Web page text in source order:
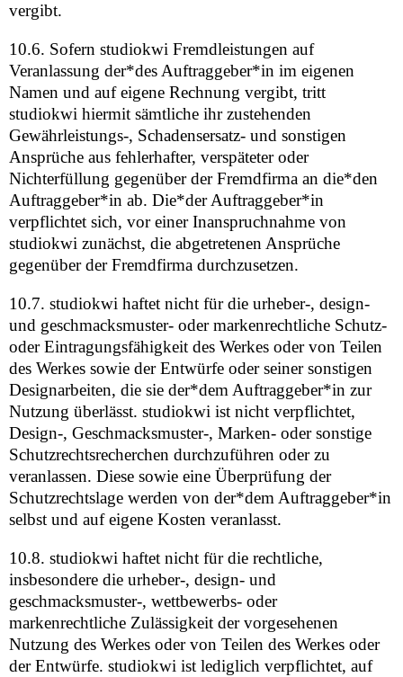
vergibt.
10.6. Sofern studiokwi Fremdleistungen auf
Veranlassung der*des Auftraggeber*in im eigenen
Namen und auf eigene Rechnung vergibt, tritt
studiokwi hiermit sämtliche ihr zustehenden
Gewährleistungs-, Schadensersatz- und sonstigen
Ansprüche aus fehlerhafter, verspäteter oder
Nichterfüllung gegenüber der Fremdfirma an die*den
Auftraggeber*in ab. Die*der Auftraggeber*in
verpflichtet sich, vor einer Inanspruchnahme von
studiokwi zunächst, die abgetretenen Ansprüche
gegenüber der Fremdfirma durchzusetzen.
10.7. studiokwi haftet nicht für die urheber-, design-
und geschmacksmuster- oder markenrechtliche Schutz-
oder Eintragungsfähigkeit des Werkes oder von Teilen
des Werkes sowie der Entwürfe oder seiner sonstigen
Designarbeiten, die sie der*dem Auftraggeber*in zur
Nutzung überlässt. studiokwi ist nicht verpflichtet,
Design-, Geschmacksmuster-, Marken- oder sonstige
Schutzrechtsrecherchen durchzuführen oder zu
veranlassen. Diese sowie eine Überprüfung der
Schutzrechtslage werden von der*dem Auftraggeber*in
selbst und auf eigene Kosten veranlasst.
10.8. studiokwi haftet nicht für die rechtliche,
insbesondere die urheber-, design- und
geschmacksmuster-, wettbewerbs- oder
markenrechtliche Zulässigkeit der vorgesehenen
Nutzung des Werkes oder von Teilen des Werkes oder
der Entwürfe. studiokwi ist lediglich verpflichtet, auf